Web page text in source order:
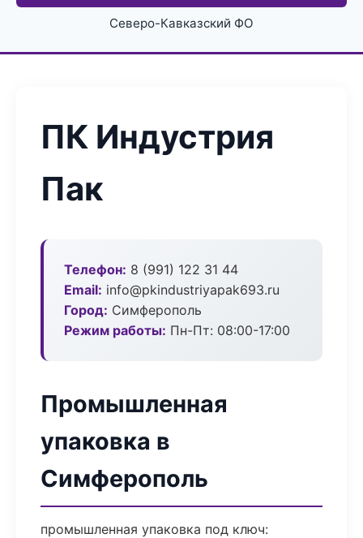
Северо-Кавказский ФО
ПК Индустрия
Пак
Телефон: 8 (991) 122 31 44
Email: info@pkindustriyapak693.ru
Город: Симферополь
Режим работы: Пн-Пт: 08:00-17:00
Промышленная
упаковка в
Симферополь
промышленная упаковка под ключ: